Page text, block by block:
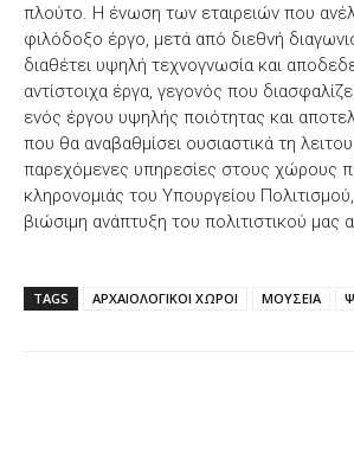
πλούτο. Η ένωση των εταιρειών που
φιλόδοξο έργο, μετά από διεθνή
διαθέτει υψηλή τεχνογνωσία και
αντίστοιχα έργα, γεγονός που
ενός έργου υψηλής ποιότητας και
που θα αναβαθμίσει ουσιαστικά τη
παρεχόμενες υπηρεσίες στους χώρους
κληρονομιάς του Υπουργείου
βιώσιμη ανάπτυξη του πολιτιστικού μας
TAGS ΑΡΧΑΙΟΛΟΓΙΚΟΙ ΧΩΡΟΙ ΜΟΥΣΕΙΑ